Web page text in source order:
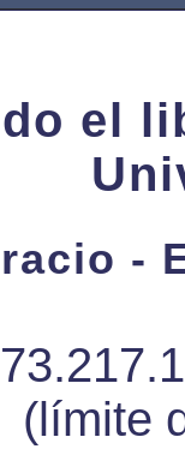
el
-
(límite